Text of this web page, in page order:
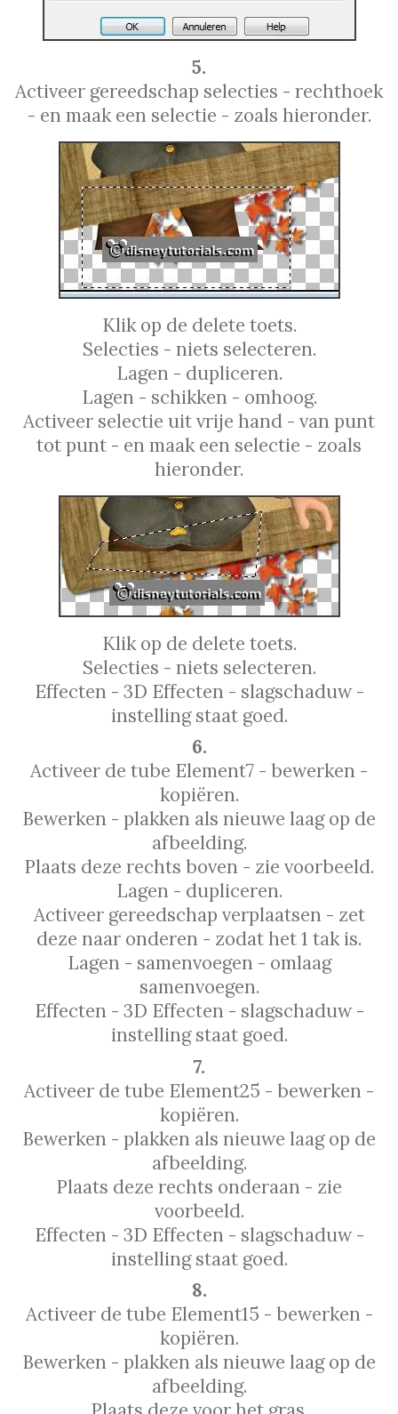
5.
Activeer gereedschap selecties - rechthoek
- en maak een selectie - zoals hieronder.
Klik op de delete toets.
Selecties - niets selecteren.
Lagen - dupliceren.
Lagen - schikken - omhoog.
Activeer selectie uit vrije hand - van punt
tot punt - en maak een selectie - zoals
hieronder.
Klik op de delete toets.
Selecties - niets selecteren.
Effecten - 3D Effecten - slagschaduw -
instelling staat goed.
6.
Activeer de tube Element7 - bewerken -
kopiëren.
Bewerken - plakken als nieuwe laag op de
afbeelding.
Plaats deze rechts boven - zie voorbeeld.
Lagen - dupliceren.
Activeer gereedschap verplaatsen - zet
deze naar onderen - zodat het 1 tak is.
Lagen - samenvoegen - omlaag
samenvoegen.
Effecten - 3D Effecten - slagschaduw -
instelling staat goed.
7.
Activeer de tube Element25 - bewerken -
kopiëren.
Bewerken - plakken als nieuwe laag op de
afbeelding.
Plaats deze rechts onderaan - zie
voorbeeld.
Effecten - 3D Effecten - slagschaduw -
instelling staat goed.
8.
Activeer de tube Element15 - bewerken -
kopiëren.
Bewerken - plakken als nieuwe laag op de
afbeelding.